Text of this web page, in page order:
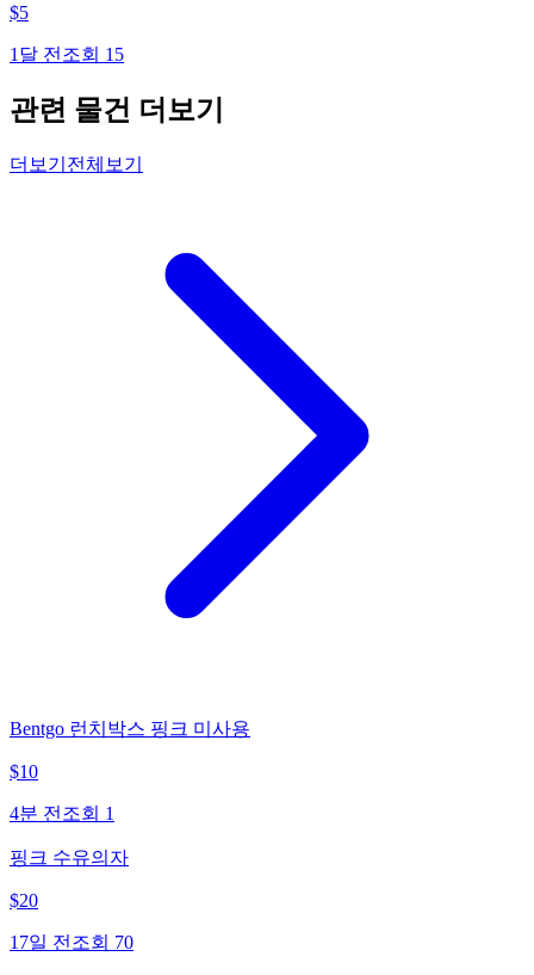
$5
1달 전 조회 15
관련 물건 더보기
더보기 전체보기
Bentgo 런치박스 핑크 미사용
$10
4분 전 조회 1
핑크 수유의자
$20
17일 전 조회 70